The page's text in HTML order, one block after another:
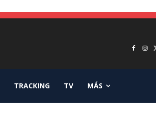
TRACKING TV MÁS